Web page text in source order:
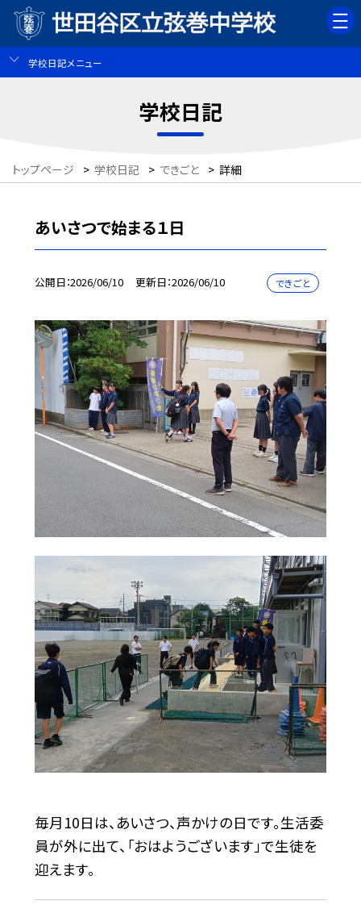
学校日記メニュー
学校日記
トップページ > 学校日記 > できごと > 詳細
あいさつで始まる１日
公開日 2026/06/10 更新日 2026/06/10 できごと
毎月10日は、あいさつ、声かけの日です。生活委
員が外に出て、「おはようございます」で生徒を
迎えます。